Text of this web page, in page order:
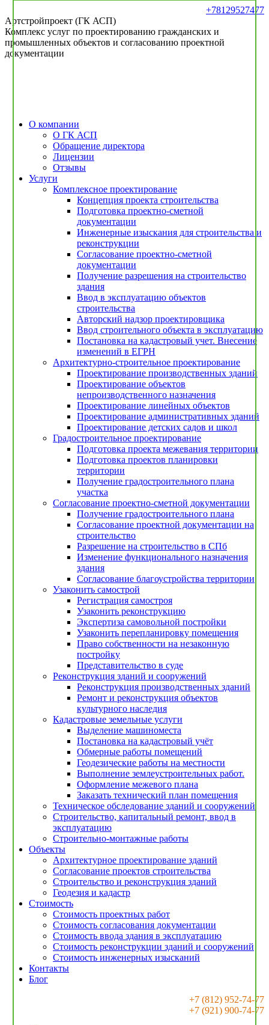
к
содержанию
+78129527477
Артстройпроект (ГК АСП)
Комплекс услуг по проектированию гражданских и
промышленных объектов и согласованию проектной
документации
О компании
О ГК АСП
Обращение директора
Лицензии
Отзывы
Услуги
Комплексное проектирование
Концепция проекта строительства
Подготовка проектно-сметной
документации
Инженерные изыскания для строительства и
реконструкции
Согласование проектно-сметной
документации
Получение разрешения на строительство
здания
Ввод в эксплуатацию объектов
строительства
Авторский надзор проектировщика
Ввод строительного объекта в эксплуатацию
Постановка на кадастровый учет. Внесение
изменений в ЕГРН
Архитектурно-строительное проектирование
Проектирование производственных зданий
Проектирование объектов
непроизводственного назначения
Проектирование линейных объектов
Проектирование административных зданий
Проектирование детских садов и школ
Градостроительное проектирование
Подготовка проекта межевания территории
Подготовка проектов планировки
территории
Получение градостроительного плана
участка
Согласование проектно-сметной документации
Получение градостроительного плана
Согласование проектной документации на
строительство
Разрешение на строительство в СПб
Изменение функционального назначения
здания
Согласование благоустройства территории
Узаконить самострой
Регистрация самостроя
Узаконить реконструкцию
Экспертиза самовольной постройки
Узаконить перепланировку помещения
Право собственности на незаконную
постройку
Представительство в суде
Реконструкция зданий и сооружений
Реконструкция производственных зданий
Ремонт и реконструкция объектов
культурного наследия
Кадастровые земельные услуги
Выделение машиноместа
Постановка на кадастровый учёт
Обмерные работы помещений
Геодезические работы на местности
Выполнение землеустроительных работ.
Оформление межевого плана
Заказать технический план помещения
Техническое обследование зданий и сооружений
Строительство, капитальный ремонт, ввод в
эксплуатацию
Строительно-монтажные работы
Объекты
Архитектурное проектирование зданий
Согласование проектов строительства
Строительство и реконструкция зданий
Геодезия и кадастр
Стоимость
Стоимость проектных работ
Стоимость согласования документации
Стоимость ввода здания в эксплуатацию
Стоимость реконструкции зданий и сооружений
Стоимость инженерных изысканий
Контакты
Блог
+7 (812) 952-74-77
+7 (921) 900-74-77